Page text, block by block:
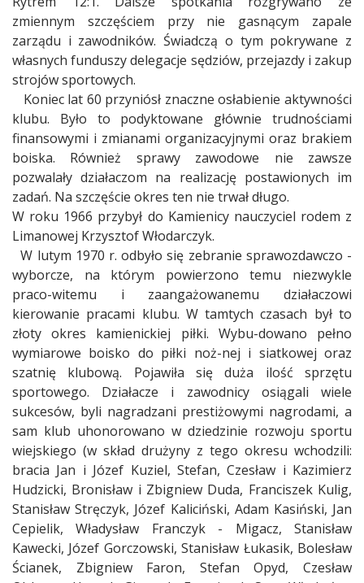
zmiennym szczęściem przy nie gasnącym zapale
zarządu i zawodników. Świadczą o tym pokrywane z
własnych funduszy delegacje sędziów, przejazdy i zakup
strojów sportowych.
Koniec lat 60 przyniósł znaczne osłabienie aktywności
klubu. Było to podyktowane głównie trudnościami
finansowymi i zmianami organizacyjnymi oraz brakiem
boiska. Również sprawy zawodowe nie zawsze
pozwalały działaczom na realizację postawionych im
zadań. Na szczęście okres ten nie trwał długo.
W roku 1966 przybył do Kamienicy nauczyciel rodem z
Limanowej Krzysztof Włodarczyk.
W lutym 1970 r. odbyło się zebranie sprawozdawczo -
wyborcze, na którym powierzono temu niezwykle
praco-witemu i zaangażowanemu działaczowi
kierowanie pracami klubu. W tamtych czasach był to
złoty okres kamienickiej piłki. Wybu-dowano pełno
wymiarowe boisko do piłki noż-nej i siatkowej oraz
szatnię klubową. Pojawiła się duża ilość sprzętu
sportowego. Działacze i zawodnicy osiągali wiele
sukcesów, byli nagradzani prestiżowymi nagrodami, a
sam klub uhonorowano w dziedzinie rozwoju sportu
wiejskiego (w skład drużyny z tego okresu wchodzili:
bracia Jan i Józef Kuziel, Stefan, Czesław i Kazimierz
Hudzicki, Bronisław i Zbigniew Duda, Franciszek Kulig,
Stanisław Stręczyk, Józef Kaliciński, Adam Kasiński, Jan
Cepielik, Władysław Franczyk - Migacz, Stanisław
Kawecki, Józef Gorczowski, Stanisław Łukasik, Bolesław
Ścianek, Zbigniew Faron, Stefan Opyd, Czesław